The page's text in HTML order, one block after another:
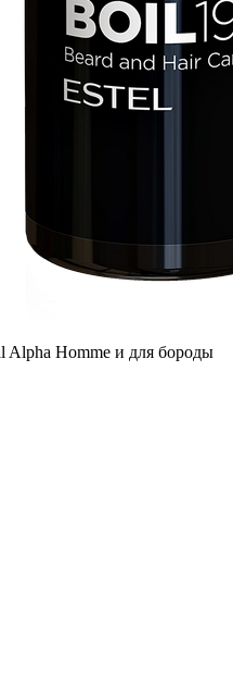
Alpha Homme и для бороды